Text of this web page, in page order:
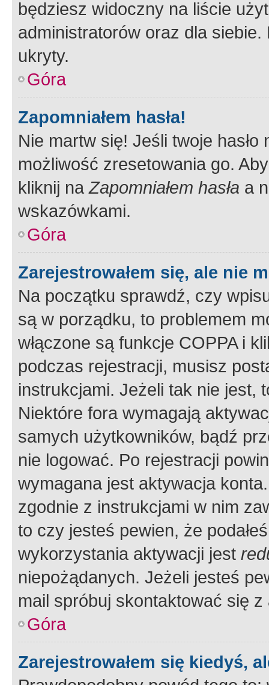
będziesz widoczny na liście
administratorów oraz dla
ukryty.
Góra
Zapomniałem hasła!
Nie martw się! Jeśli twoje
możliwość zresetowania go.
kliknij naZapomniałem hasła a
wskazówkami.
Góra
Zarejestrowałem się, ale nie
Na początku sprawdź, czy
są w porządku, to problemem
włączone są funkcje COPPA i
podczas rejestracji, musisz
instrukcjami. Jeżeli tak nie jest,
Niektóre fora wymagają
samych użytkowników, bądź
nie logować. Po rejestracji
wymagana jest aktywacja
zgodnie z instrukcjami w nim
to czy jesteś pewien, że
wykorzystania aktywacji jest
niepożądanych. Jeżeli jesteś
mail spróbuj skontaktować się
Góra
Zarejestrowałem się kiedyś,